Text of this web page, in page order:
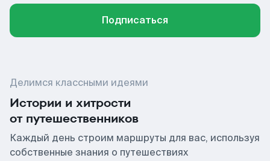
Подписаться
Делимся классными идеями
Истории и хитрости
от путешественников
Каждый день строим маршруты для вас, используя
собственные знания о путешествиях